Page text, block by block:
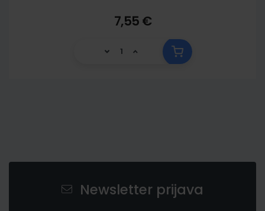
7,55 €
Newsletter prijava